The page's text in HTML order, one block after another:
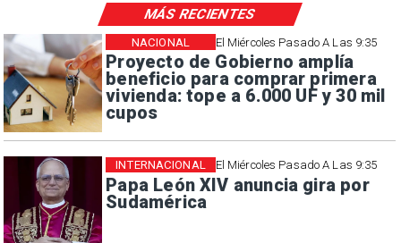
El Miércoles Pasado A Las 9:35
Proyecto de Gobierno amplía
beneficio para comprar primera
vivienda: tope a 6.000 UF y 30 mil
cupos
NACIONAL
El Miércoles Pasado A Las 9:35
Papa León XIV anuncia gira por
Sudamérica
INTERNACIONAL
MÁS RECIENTES